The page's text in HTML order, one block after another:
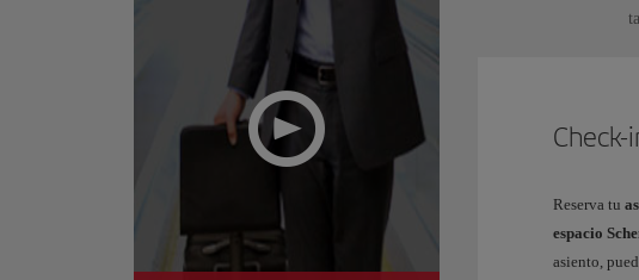
Check-
Reserva tu
espacio
asiento,